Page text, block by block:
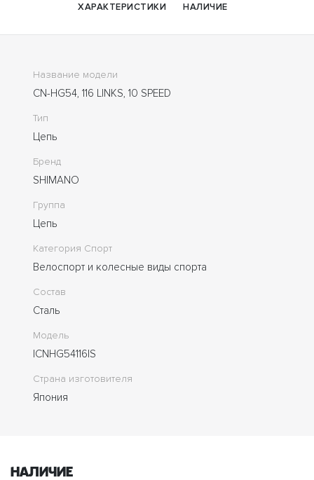
ХАРАКТЕРИСТИКИ НАЛИЧИЕ
Название модели
CN-HG54, 116 LINKS, 10 SPEED
Тип
Цепь
Бренд
SHIMANO
Группа
Цепь
Категория Спорт
Велоспорт и колесные виды спорта
Состав
Сталь
Модель
ICNHG54116IS
Страна изготовителя
Япония
Наличие